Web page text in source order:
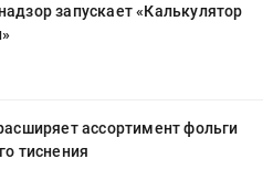
запускает «Калькулятор
ассортимент фольги
тиснения